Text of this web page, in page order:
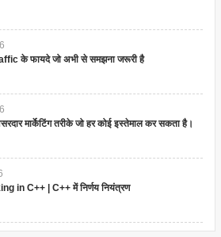
के फायदे जो अभी से समझना जरूरी है
मार्केटिंग तरीके जो हर कोई इस्तेमाल कर सकता है।
in C++ | C++ में निर्णय नियंत्रण